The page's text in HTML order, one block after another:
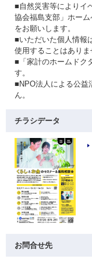
■自然災害等によりイ
協会福島支部」ホー
をお願いします。
■いただいた個人情報
使用することはありま
■「家計のホームドク
す。
■NPO法人による公益
ん。
チラシデータ
お問合せ先